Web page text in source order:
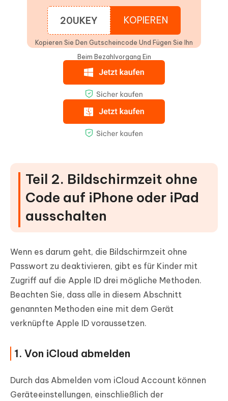
20UKEY KOPIEREN
Kopieren Sie Den Gutscheincode Und Fügen Sie Ihn
Beim Bezahlvorgang Ein
Teil 2. Bildschirmzeit ohne
Code auf iPhone oder iPad
ausschalten
Wenn es darum geht, die Bildschirmzeit ohne
Passwort zu deaktivieren, gibt es für Kinder mit
Zugriff auf die Apple ID drei mögliche Methoden.
Beachten Sie, dass alle in diesem Abschnitt
genannten Methoden eine mit dem Gerät
verknüpfte Apple ID voraussetzen.
1. Von iCloud abmelden
Durch das Abmelden vom iCloud Account können
Geräteeinstellungen, einschließlich der